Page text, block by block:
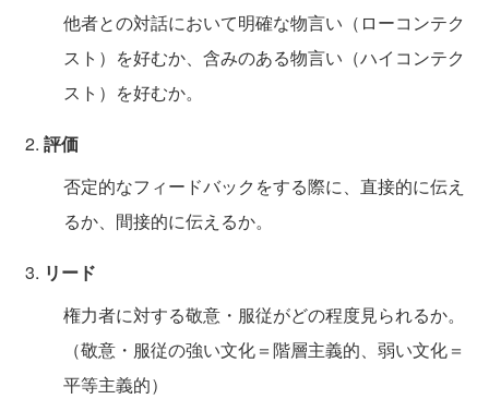
他者との対話において明確な物言い（ローコンテク
スト）を好むか、含みのある物言い（ハイコンテク
スト）を好むか。
評価
否定的なフィードバックをする際に、直接的に伝え
るか、間接的に伝えるか。
リード
権力者に対する敬意・服従がどの程度見られるか。
（敬意・服従の強い文化＝階層主義的、弱い文化＝
平等主義的）